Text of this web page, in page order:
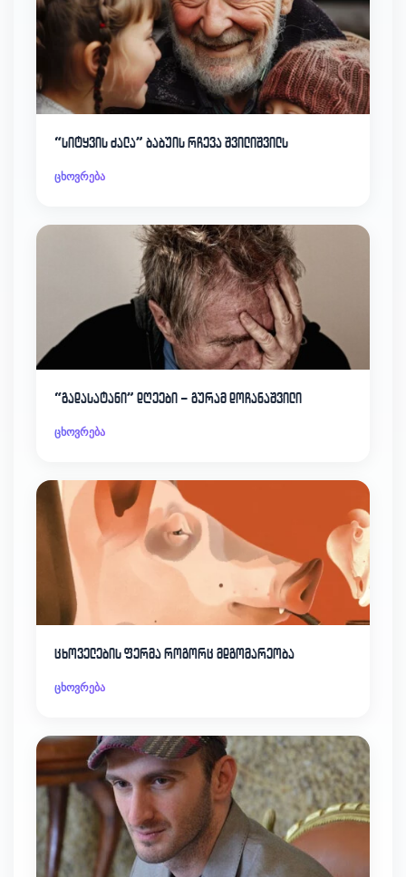
“სიტყვის ძალა” ბაბუის რჩევა შვილიშვილს
ცხოვრება
“გადასატანი” დღეები – გურამ დოჩანაშვილი
ცხოვრება
ცხოველების ფერმა როგორც მდგომარეობა
ცხოვრება